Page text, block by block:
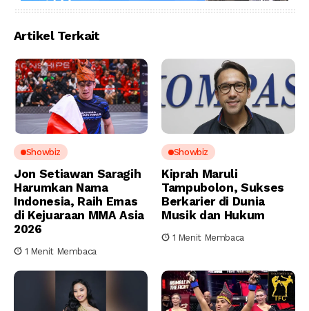
Artikel Terkait
Showbiz
Jon Setiawan Saragih
Harumkan Nama
Indonesia, Raih Emas
di Kejuaraan MMA Asia
2026
1 Menit Membaca
Showbiz
Kiprah Maruli
Tampubolon, Sukses
Berkarier di Dunia
Musik dan Hukum
1 Menit Membaca